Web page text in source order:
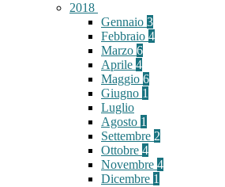
2018
Gennaio 3
Febbraio 4
Marzo 6
Aprile 4
Maggio 6
Giugno 1
Luglio
Agosto 1
Settembre 2
Ottobre 4
Novembre 4
Dicembre 1